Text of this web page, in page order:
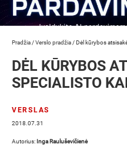
Pradžia /Verslo pradžia /Dėl kūrybos
DĖL KŪRYBOS
SPECIALISTO
VERSLAS
2018.07.31
Autorius: Inga Rauluševičienė